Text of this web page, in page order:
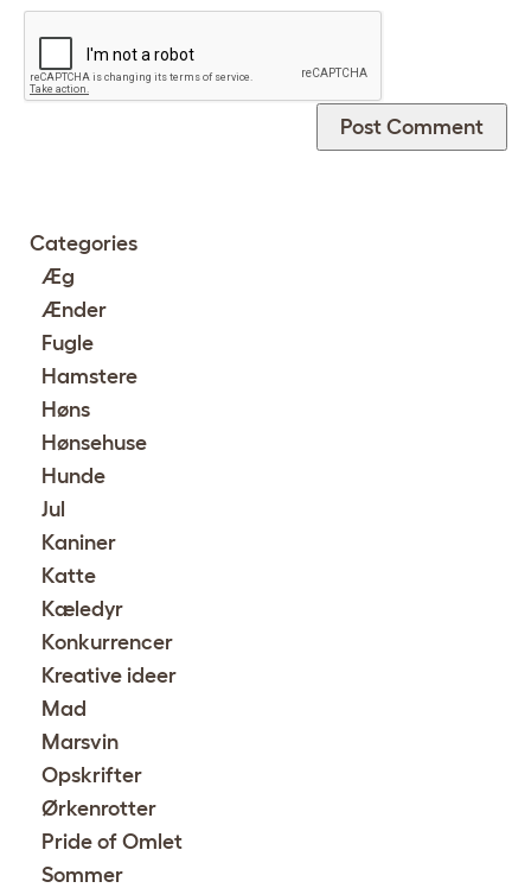
Categories
Æg
Ænder
Fugle
Hamstere
Høns
Hønsehuse
Hunde
Jul
Kaniner
Katte
Kæledyr
Konkurrencer
Kreative ideer
Mad
Marsvin
Opskrifter
Ørkenrotter
Pride of Omlet
Sommer